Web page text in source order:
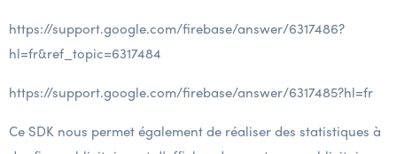
https://support.google.com/firebase/answer/6317486?
hl=fr&ref_topic=6317484
https://support.google.com/firebase/answer/6317485?hl=fr
Ce SDK nous permet également de réaliser des statistiques à